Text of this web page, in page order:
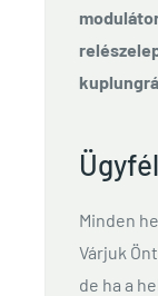
Minden
Várjuk Önt
de ha a